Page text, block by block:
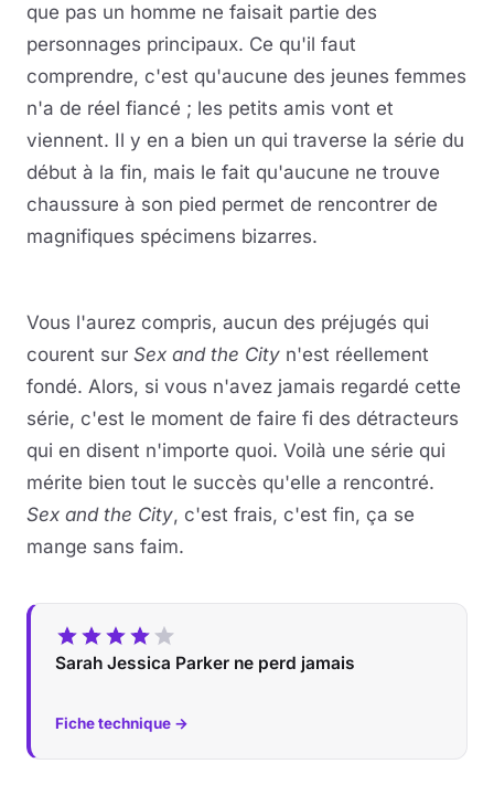
que pas un homme ne faisait partie des
personnages principaux. Ce qu'il faut
comprendre, c'est qu'aucune des jeunes femmes
n'a de réel fiancé ; les petits amis vont et
viennent. Il y en a bien un qui traverse la série du
début à la fin, mais le fait qu'aucune ne trouve
chaussure à son pied permet de rencontrer de
magnifiques spécimens bizarres.
Vous l'aurez compris, aucun des préjugés qui
courent sur Sex and the City n'est réellement
fondé. Alors, si vous n'avez jamais regardé cette
série, c'est le moment de faire fi des détracteurs
qui en disent n'importe quoi. Voilà une série qui
mérite bien tout le succès qu'elle a rencontré.
Sex and the City, c'est frais, c'est fin, ça se
mange sans faim.
Sarah Jessica Parker ne perd jamais
Fiche technique →